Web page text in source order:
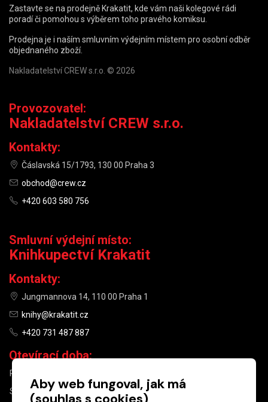
Zastavte se na prodejně Krakatit, kde vám naši kolegové rádi
poradí či pomohou s výběrem toho pravého komiksu.
Prodejna je i naším smluvním výdejním místem pro osobní odběr
objednaného zboží.
Nakladatelství CREW s.r.o. © 2026
Provozovatel:
Nakladatelství CREW s.r.o.
Kontakty:
Čáslavská 15/1793, 130 00 Praha 3
obchod@crew.cz
+420 603 580 756
Smluvní výdejní místo:
Knihkupectví Krakatit
Kontakty:
Jungmannova 14, 110 00 Praha 1
knihy@krakatit.cz
+420 731 487 887
Otevírací doba:
PO–PÁ
SO
10:00–13:00
Aby web fungoval, jak má